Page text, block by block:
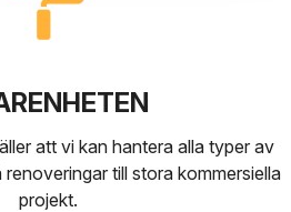
att vi kan hantera alla typer av
till stora kommersiella
projekt.